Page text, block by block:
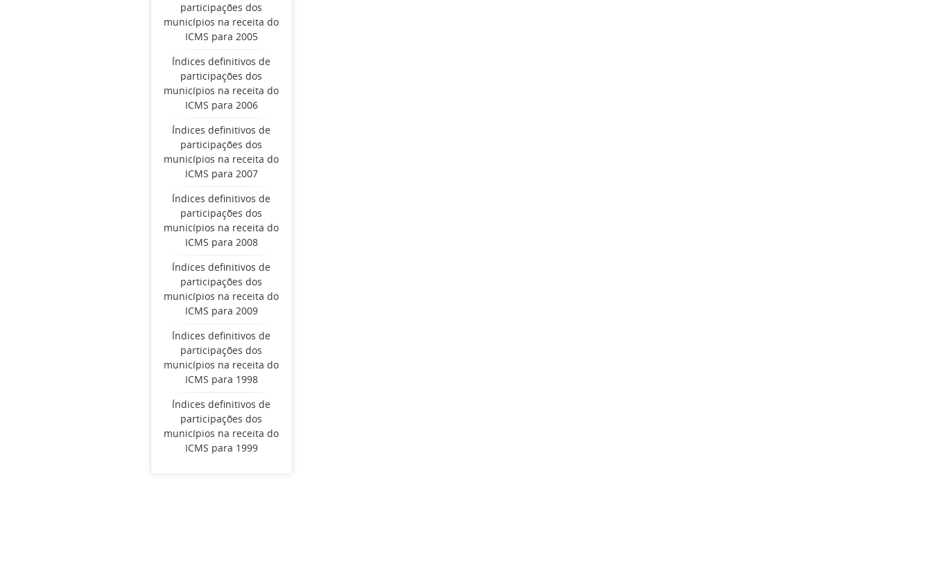
participações dos
municípios na receita do
ICMS para 2005
Índices definitivos de
participações dos
municípios na receita do
ICMS para 2006
Índices definitivos de
participações dos
municípios na receita do
ICMS para 2007
Índices definitivos de
participações dos
municípios na receita do
ICMS para 2008
Índices definitivos de
participações dos
municípios na receita do
ICMS para 2009
Índices definitivos de
participações dos
municípios na receita do
ICMS para 1998
Índices definitivos de
participações dos
municípios na receita do
ICMS para 1999